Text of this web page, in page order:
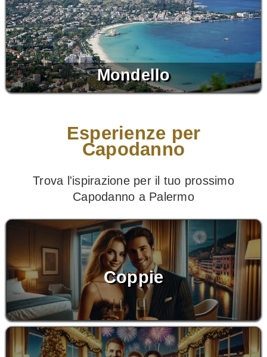
Mondello
Esperienze per
Capodanno
Trova l'ispirazione per il tuo prossimo
Capodanno a Palermo
Coppie